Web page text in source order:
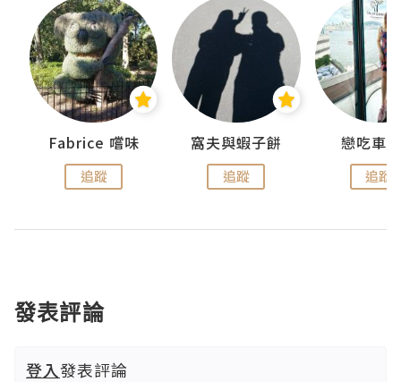
Fabrice 嚐味
追蹤
窩夫與蝦子餅
追蹤
戀吃車
追蹤
發表評論
登入發表評論